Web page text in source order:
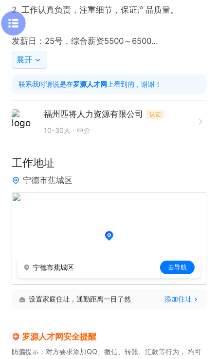
2. 工作认真负责，注重细节，保证产品质量。
发薪日：25号，综合薪资5500～6500
免费4～6人间电梯公寓（空调、热水、洗衣机）
展开
联系我时请说是在罗源人才网 上看到的，谢谢！
福州匹将人力资源有限公司 认证
10-30人 中介
工作地址
宁德市蕉城区
宁德市蕉城区 去导航
设置家庭住址，通勤距离一目了然 添加住址
罗源人才网安全提醒
防骗提示：对方要求添加QQ、微信、转账、汇款等行为， 均可